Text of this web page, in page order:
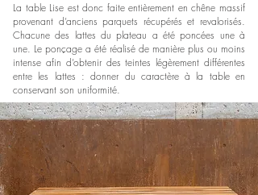
La table Lise est donc faite entièrement en chêne massif
provenant d’anciens parquets récupérés et revalorisés.
Chacune des lattes du plateau a été poncées une à
une. Le ponçage a été réalisé de manière plus ou moins
intense afin d’obtenir des teintes légèrement différentes
entre les lattes : donner du caractère à la table en
conservant son uniformité.